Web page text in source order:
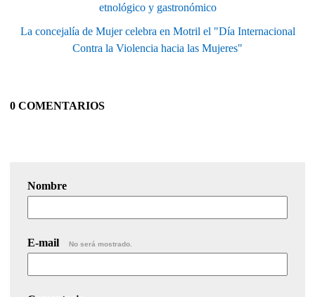
etnológico y gastronómico
La concejalía de Mujer celebra en Motril el "Día Internacional
Contra la Violencia hacia las Mujeres"
0 COMENTARIOS
Nombre
E-mail No será mostrado.